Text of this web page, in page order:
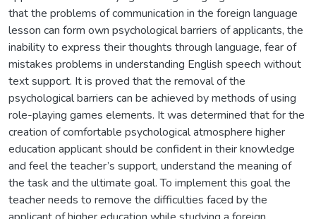
that the problems of communication in the foreign language
lesson can form own psychological barriers of applicants, the
inability to express their thoughts through language, fear of
mistakes problems in understanding English speech without
text support. It is proved that the removal of the
psychological barriers can be achieved by methods of using
role-playing games elements. It was determined that for the
creation of comfortable psychological atmosphere higher
education applicant should be confident in their knowledge
and feel the teacher’s support, understand the meaning of
the task and the ultimate goal. To implement this goal the
teacher needs to remove the difficulties faced by the